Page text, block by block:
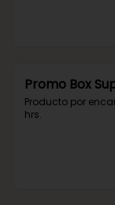
Promo Box
Producto por
hrs.